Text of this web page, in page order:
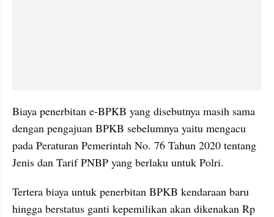
Biaya penerbitan e-BPKB yang disebutnya masih sama
dengan pengajuan BPKB sebelumnya yaitu mengacu
pada Peraturan Pemerintah No. 76 Tahun 2020 tentang
Jenis dan Tarif PNBP yang berlaku untuk Polri.
Tertera biaya untuk penerbitan BPKB kendaraan baru
hingga berstatus ganti kepemilikan akan dikenakan Rp